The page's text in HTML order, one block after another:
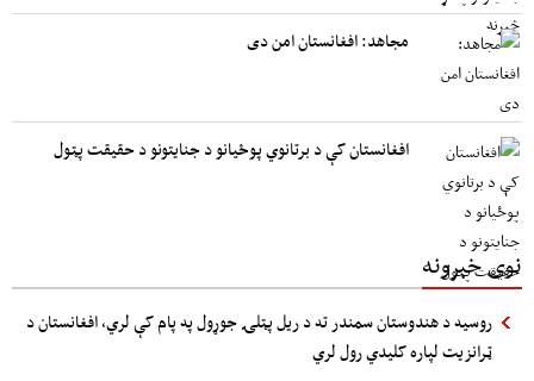
مجاهد: افغانستان امن دی
افغانستان کې د برتانوي پوځیانو د جنایتونو د حقیقت پټول
نوی خبرونه
روسیه د هندوستان سمندر ته د ریل پټلۍ جوړول په پام کې لري، افغانستان د
ټرانزیت لپاره کلیدي رول لري